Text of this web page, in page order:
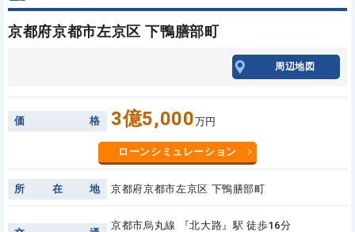
京都府京都市左京区 下鴨膳部町
周辺地図
価 格 3億5,000万円
ローンシミュレーション
所 在 地 京都府京都市左京区 下鴨膳部町
京都市烏丸線 『北大路』駅 徒歩16分